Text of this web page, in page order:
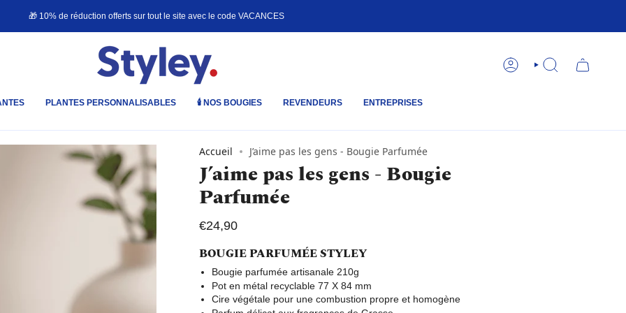
🎁 10% de réduction offerts sur tout le site avec le code VACANCES
COMPTE RECHERCHE
PLANTES PERSONNALISABLES 🕯️ NOS BOUGIES REVENDEURS ENTREPRISES
Accueil J’aime pas les gens - Bougie Parfumée
J’aime pas les gens - Bougie
Parfumée
€24,90
BOUGIE PARFUMÉE STYLEY
Bougie parfumée artisanale 210g
Pot en métal recyclable 77 X 84 mm
Cire végétale pour une combustion propre et homogène